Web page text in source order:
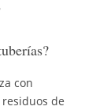
con
de